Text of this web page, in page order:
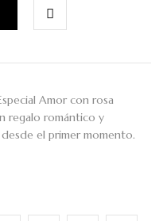
Amor con rosa
regalo romántico y
el primer momento.